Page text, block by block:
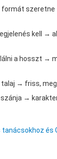
formát
kell →
a hosszt →
talaj → friss,
szánja →
és